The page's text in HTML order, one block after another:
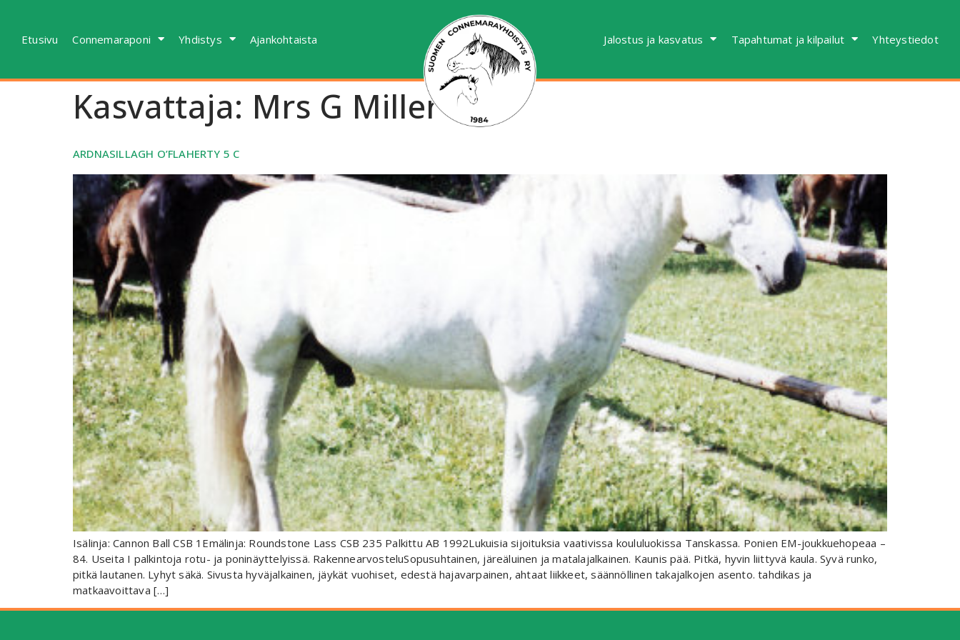
Etusivu Connemaraponi Yhdistys Ajankohtaista Jalostus ja kasvatus Tapahtumat ja kilpailut Yhteystiedot
Kasvattaja: Mrs G Miller
ARDNASILLAGH O’FLAHERTY 5 C
Isälinja: Cannon Ball CSB 1Emälinja: Roundstone Lass CSB 235 Palkittu AB 1992Lukuisia sijoituksia vaativissa koululuokissa Tanskassa. Ponien EM-joukkuehopeaa –
84. Useita I palkintoja rotu- ja poninäyttelyissä. RakennearvosteluSopusuhtainen, järeäluinen ja matalajalkainen. Kaunis pää. Pitkä, hyvin liittyvä kaula. Syvä runko,
pitkä lautanen. Lyhyt säkä. Sivusta hyväjalkainen, jäykät vuohiset, edestä hajavarpainen, ahtaat liikkeet, säännöllinen takajalkojen asento. tahdikas ja
matkaavoittava […]